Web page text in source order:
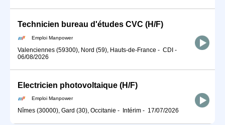
Technicien bureau d'études CVC (H/F)
Emploi Manpower
Valenciennes (59300), Nord (59), Hauts-de-France - CDI -
06/08/2026
Electricien photovoltaique (H/F)
Emploi Manpower
Nîmes (30000), Gard (30), Occitanie - Intérim - 17/07/2026